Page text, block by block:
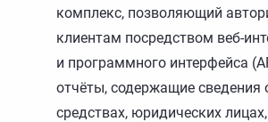
комплекс, позволяющий
клиентам посредством веб-
и программного интерфейса
отчёты, содержащие сведения
средствах, юридических